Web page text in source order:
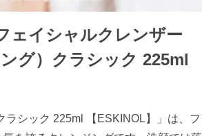
ェイシャルクレンザー
ング）クラシック 225ml
ラシック 225ml 【ESKINOL】」は、フ